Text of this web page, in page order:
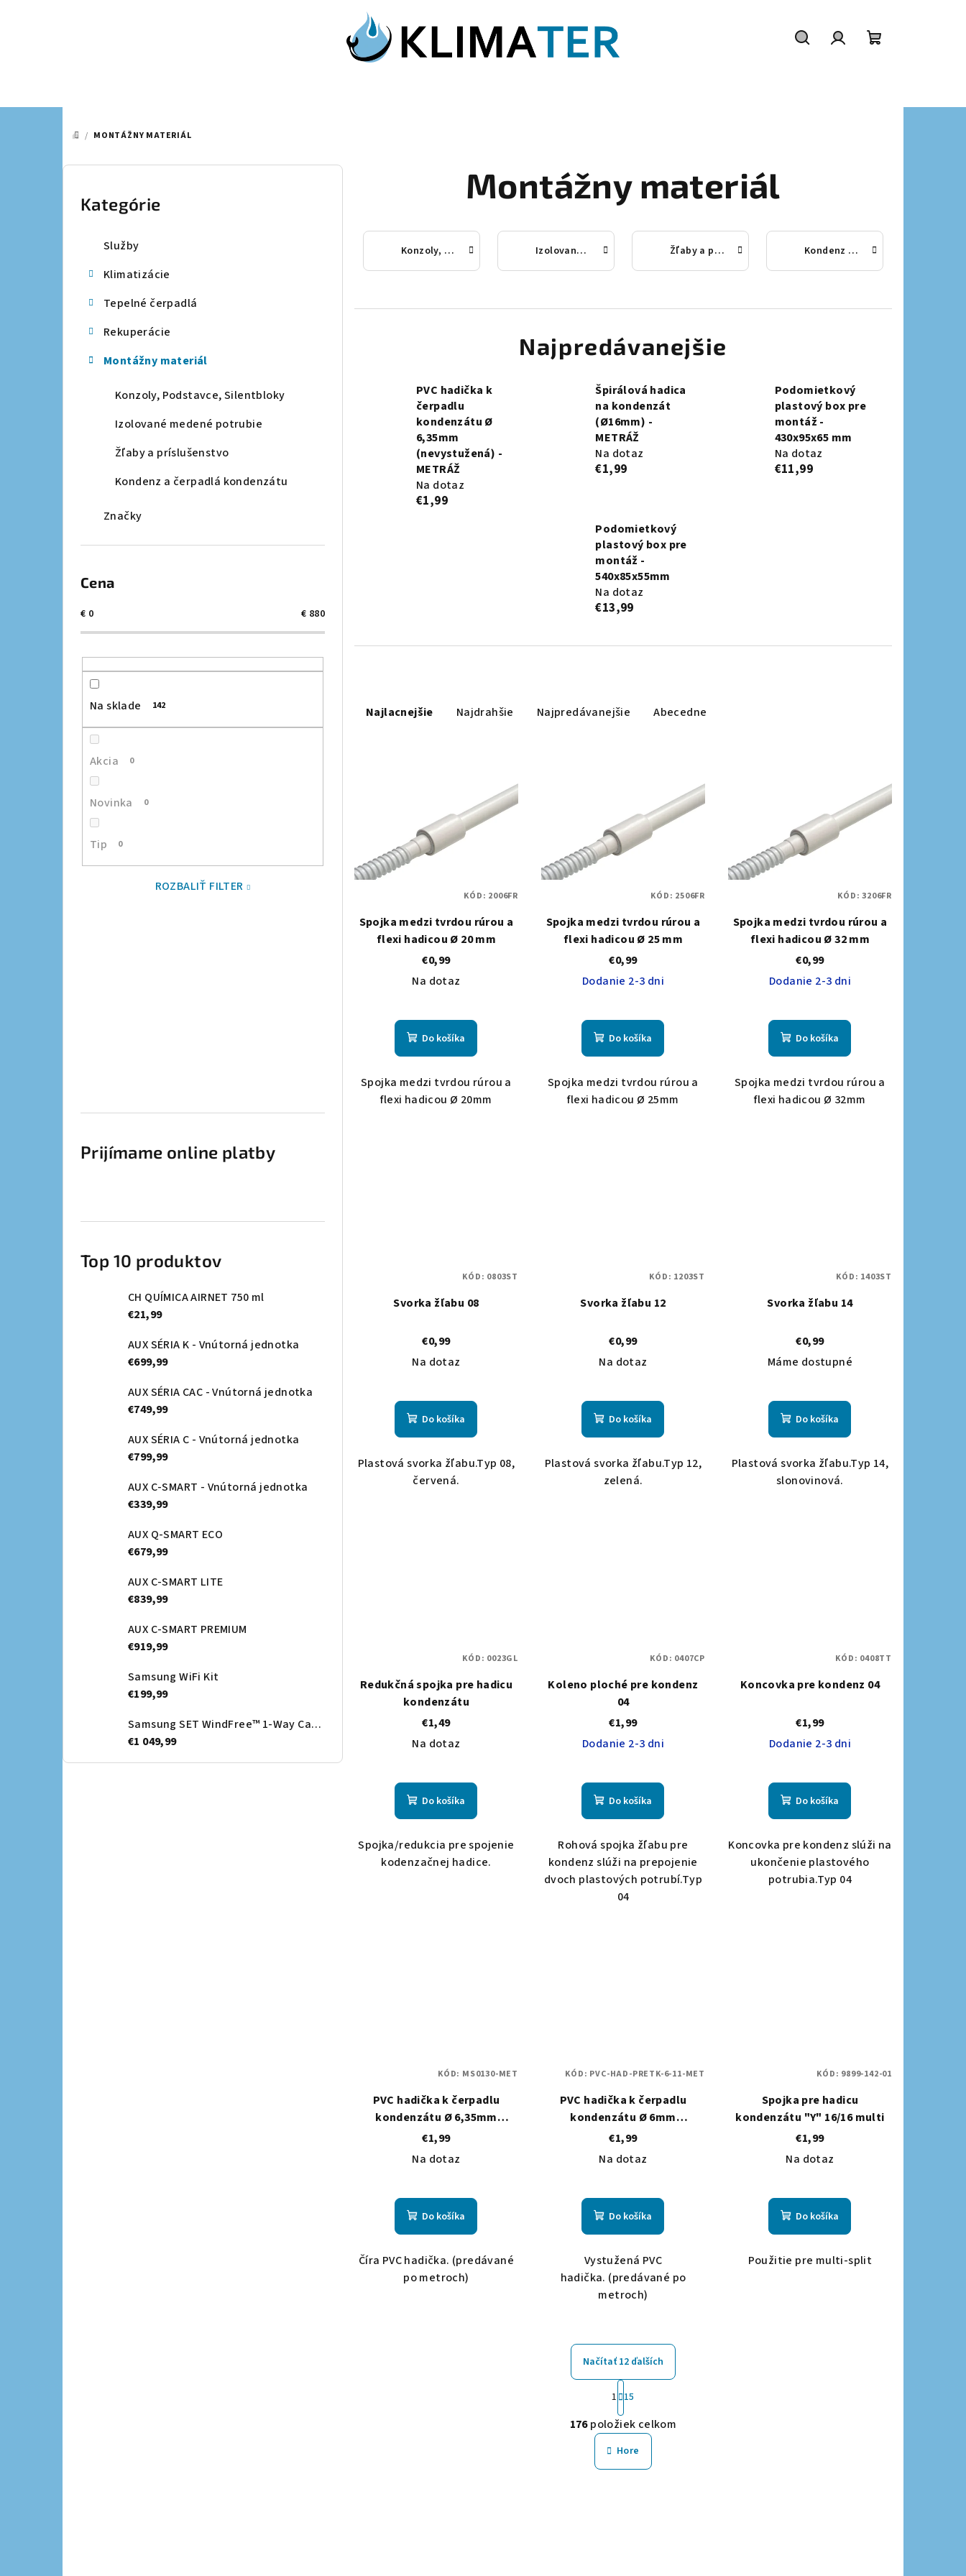
DOMOV
/ MONTÁŽNY MATERIÁL
Preskočiť
kategórie
Kategórie
Služby
Klimatizácie
Tepelné čerpadlá
Rekuperácie
Montážny materiál
Konzoly, Podstavce, Silentbloky
Izolované medené potrubie
Žľaby a príslušenstvo
Kondenz a čerpadlá kondenzátu
Značky
Cena
€ 0 € 880
Na sklade 142
Akcia 0
Novinka 0
Tip 0
ROZBALIŤ FILTER
Prijímame online platby
Top 10 produktov
CH QUÍMICA AIRNET 750 ml
€21,99
AUX SÉRIA K - Vnútorná jednotka
€699,99
AUX SÉRIA CAC - Vnútorná jednotka
€749,99
AUX SÉRIA C - Vnútorná jednotka
€799,99
AUX C-SMART - Vnútorná jednotka
€339,99
AUX Q-SMART ECO
€679,99
AUX C-SMART LITE
€839,99
AUX C-SMART PREMIUM
€919,99
Samsung WiFi Kit
€199,99
Samsung SET WindFree™ 1-Way Cassette + Dekoračný panel - vnútorná jednotka
€1 049,99
Montážny materiál
Konzoly, Podstavce, Silentbloky Izolované medené potrubie Žľaby a príslušenstvo Kondenz a čerpadlá kondenzátu
Najpredávanejšie
PVC hadička k
čerpadlu
kondenzátu Ø
6,35mm
(nevystužená) -
METRÁŽ
Na dotaz
€1,99
Špirálová hadica
na kondenzát
(Ø16mm) -
METRÁŽ
Na dotaz
€1,99
Podomietkový
plastový box pre
montáž -
430x95x65 mm
Na dotaz
€11,99
Podomietkový
plastový box pre
montáž -
540x85x55mm
Na dotaz
€13,99
a
e
p
r
o
Najlacnejšie Najdrahšie Najpredávanejšie Abecedne
s
r
o
Spojka medzi tvrdou rúrou a
flexi hadicou Ø 20 mm
€0,99
Na dotaz
Do košíka
Spojka medzi tvrdou rúrou a
flexi hadicou Ø 20mm
KÓD: 2006FR
Spojka medzi tvrdou rúrou a
flexi hadicou Ø 25 mm
€0,99
Dodanie 2-3 dni
Do košíka
Spojka medzi tvrdou rúrou a
flexi hadicou Ø 25mm
KÓD: 2506FR
Spojka medzi tvrdou rúrou a
flexi hadicou Ø 32 mm
€0,99
Dodanie 2-3 dni
Do košíka
Spojka medzi tvrdou rúrou a
flexi hadicou Ø 32mm
KÓD:3206FR
Svorka žľabu 08
€0,99
Na dotaz
Do košíka
Plastová svorka žľabu.Typ 08,
červená.
KÓD: 0803ST
Svorka žľabu 12
€0,99
Na dotaz
Do košíka
Plastová svorka žľabu.Typ 12,
zelená.
KÓD: 1203ST
Svorka žľabu 14
€0,99
Máme dostupné
Do košíka
Plastová svorka žľabu.Typ 14,
slonovinová.
KÓD: 1403ST
Redukčná spojka pre hadicu
kondenzátu
€1,49
Na dotaz
Do košíka
Spojka/redukcia pre spojenie
kodenzačnej hadice.
KÓD: 0023GL
Koleno ploché pre kondenz
04
€1,99
Dodanie 2-3 dni
Do košíka
Rohová spojka žľabu pre
kondenz slúži na prepojenie
dvoch plastových potrubí.Typ
04
KÓD: 0407CP
Koncovka pre kondenz 04
€1,99
Dodanie 2-3 dni
Do košíka
Koncovka pre kondenz slúži na
ukončenie plastového
potrubia.Typ 04
KÓD: 0408TT
PVC hadička k čerpadlu
kondenzátu Ø 6,35mm
(nevystužená) - METRÁŽ
€1,99
Na dotaz
Do košíka
Číra PVC hadička. (predávané
po metroch)
KÓD: MS0130-MET
PVC hadička k čerpadlu
kondenzátu Ø 6mm
(vystužená) - METRÁŽ
€1,99
Na dotaz
Do košíka
Vystužená PVC
hadička. (predávané po
metroch)
KÓD: PVC-HAD-PRETK-6-11-MET
Spojka pre hadicu
kondenzátu "Y" 16/16 multi
€1,99
Na dotaz
Do košíka
Použitie pre multi-split
KÓD: 9899-142-01
O
v
l
á
Načítať 12 ďalších
S
t
r
á
n
k
1 15
176položiek celkom
Hore